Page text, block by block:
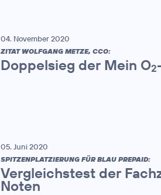
04. November 2020
ZITAT WOLFGANG METZE, CCO:
Doppelsieg der Mein O2
05. Juni 2020
SPITZENPLATZIERUNG FÜR BLAU PREPAID:
Vergleichstest der
Noten